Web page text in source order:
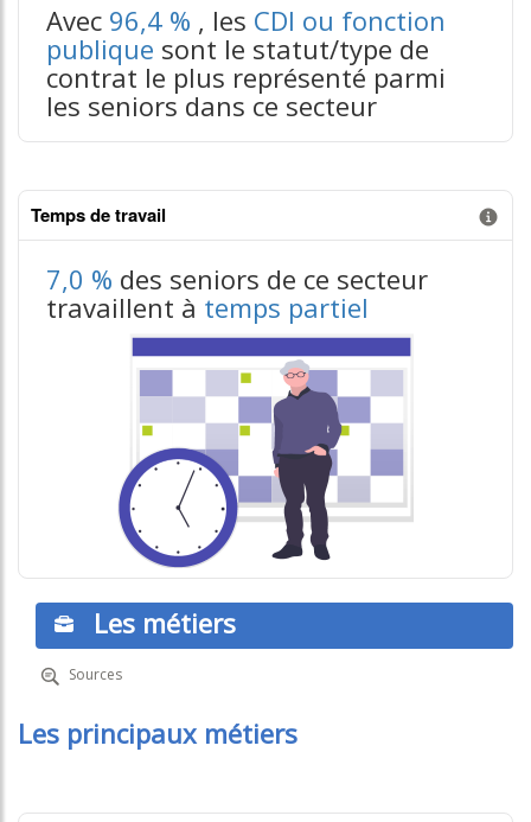
Avec 96,4 % , les CDI ou fonction
publique sont le statut/type de
contrat le plus représenté parmi
les seniors dans ce secteur
Temps de travail
7,0 % des seniors de ce secteur
travaillent à temps partiel
Les métiers
Sources
Les principaux métiers